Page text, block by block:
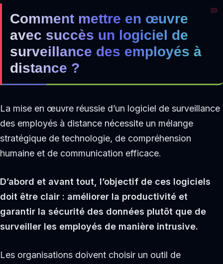
Comment mettre en œuvre
avec succès un logiciel de
surveillance des employés à
distance ?
La mise en œuvre réussie d’un logiciel de surveillance
des employés à distance nécessite un mélange
stratégique de technologie, de compréhension
humaine et de communication efficace.
D’abord et avant tout, l’objectif de ces logiciels
doit être clair : améliorer la productivité et
garantir la sécurité des données plutôt que de
surveiller les employés de manière intrusive.
Les organisations doivent choisir un outil de